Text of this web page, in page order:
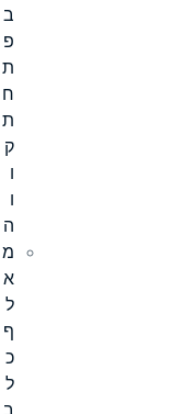
ב
פ
ת
ח
ת
ק
ו
ו
ה
מ
א
ל
ף
כ
ל